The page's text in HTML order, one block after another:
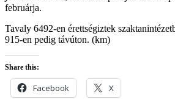
februárja.
Tavaly 6492-en érettségiztek
915-en pedig távúton. (km)
Share this:
Facebook X